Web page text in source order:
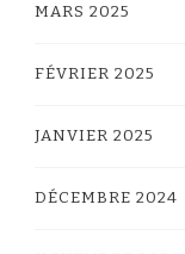
MARS 2025
FÉVRIER 2025
JANVIER 2025
DÉCEMBRE 2024